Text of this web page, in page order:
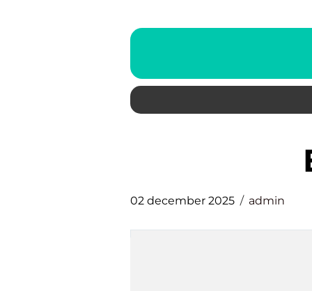
02 december 2025 admin